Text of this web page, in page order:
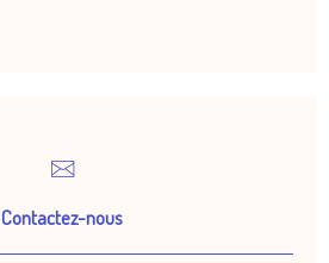
Contactez-nous